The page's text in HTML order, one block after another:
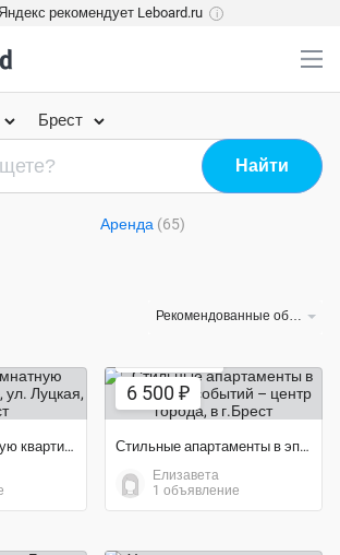
рекомендует Leboard.ru i
Брест
Аренда (65)
Рекомендованные объявления
Продам 4 комнатную квартиру в Бресте, ул. Луцкая
6 500 ₽
Стильные апартаменты в эпицентре событий – центр города
Елизавета
1 объявление